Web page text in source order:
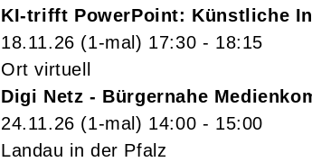
KI-trifft PowerPoint: Künstliche
18.11.26 (1-mal) 17:30 - 18:15
Ort virtuell
Digi Netz - Bürgernahe
24.11.26 (1-mal) 14:00 - 15:00
Landau in der Pfalz